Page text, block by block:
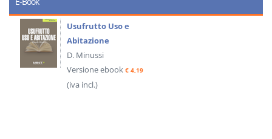
Usufrutto Uso e
Abitazione
D. Minussi
Versione ebook € 4,19
(iva incl.)